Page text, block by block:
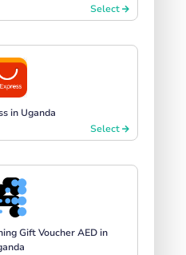
Select
in Uganda
Select
Gift Voucher AED in